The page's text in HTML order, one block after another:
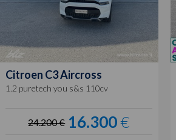
Citroen C3 Aircross
1.2 puretech you s&s 110cv
24.200 € 16.300€